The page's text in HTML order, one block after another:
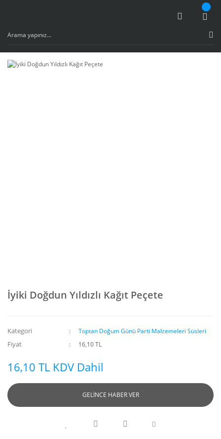
İyiki Doğdun Yıldızlı Kağıt Peçete
Kategori Toptan Doğum Günü Parti Malzemeleri Süsleri
Fiyat 16,10 TL
16,10 TL KDV Dahil
GELİNCE HABER VER